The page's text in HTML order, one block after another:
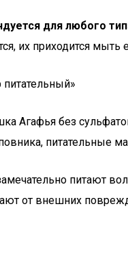
для любого
их приходится мыть
Агафья без
питательные
питают
от внешних